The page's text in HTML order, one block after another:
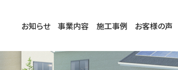
お知らせ 事業内容 施工事例 お客様の声